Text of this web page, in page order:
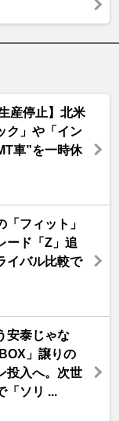
産停止】北米
ク」や「イン
車”を一時休
「フィット」
ード「Z」追
イバル比較で
安泰じゃな
」譲りの
投入へ。次世
「ソリ ...